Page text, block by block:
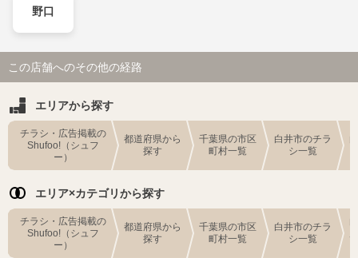
野口
この店舗へのその他の経路
エリアから探す
チラシ・広告掲載の
Shufoo!（シュフ
ー）
都道府県から
探す
千葉県の市区
町村一覧
白井市のチラ
シ一覧
エリア×カテゴリから探す
チラシ・広告掲載の
Shufoo!（シュフ
ー）
都道府県から
探す
千葉県の市区
町村一覧
白井市のチラ
シ一覧